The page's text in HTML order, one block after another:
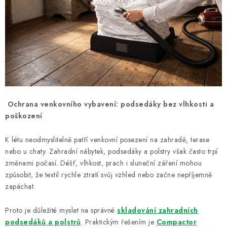
Ochrana venkovního vybavení: podsedáky bez vlhkosti a
poškození
K létu neodmyslitelně patří venkovní posezení na zahradě, terase
nebo u chaty. Zahradní nábytek, podsedáky a polstry však často trpí
změnami počasí. Déšť, vlhkost, prach i sluneční záření mohou
způsobit, že textil rychle ztratí svůj vzhled nebo začne nepříjemně
zapáchat.
Proto je důležité myslet na správné skladování zahradních
podsedáků a polstrů. Praktickým řešením je Compactor